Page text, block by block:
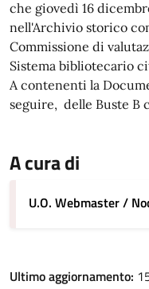
che giovedì 16
nell'Archivio storico
Commissione di
Sistema bibliotecario
A contenenti la
seguire, delle Buste B
A cura di
U.O. Webmaster /
Ultimo aggiornamento: